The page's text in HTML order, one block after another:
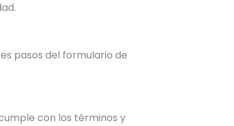
pasos del formulario de
con los términos y